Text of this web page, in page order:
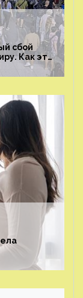
сбой
Как это